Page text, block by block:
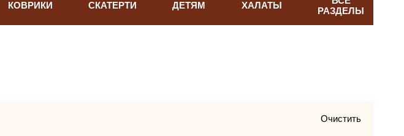
КОВРИКИ СКАТЕРТИ ДЕТЯМ ХАЛАТЫ
РАЗДЕЛЫ
Очистить